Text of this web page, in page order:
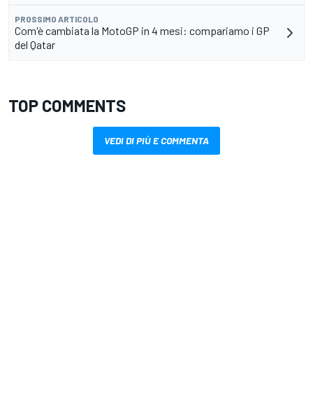
PROSSIMO ARTICOLO
Com'è cambiata la MotoGP in 4 mesi: compariamo i GP
del Qatar
TOP COMMENTS
VEDI DI PIÙ E COMMENTA